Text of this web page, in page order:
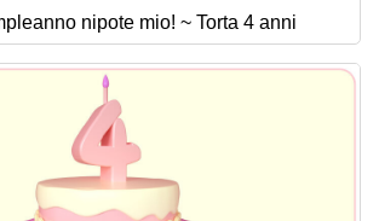
nipote mio! ~ Torta 4 anni